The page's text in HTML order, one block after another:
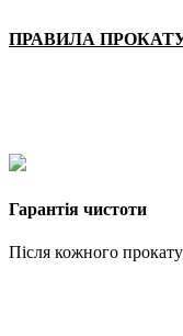
ПРАВИЛА
Гарантія чистоти
Після кожного